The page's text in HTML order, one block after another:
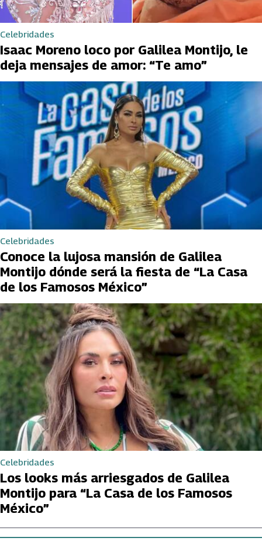
Celebridades
Isaac Moreno loco por Galilea Montijo, le
deja mensajes de amor: “Te amo”
Celebridades
Conoce la lujosa mansión de Galilea
Montijo dónde será la fiesta de “La Casa
de los Famosos México”
Celebridades
Los looks más arriesgados de Galilea
Montijo para “La Casa de los Famosos
México”